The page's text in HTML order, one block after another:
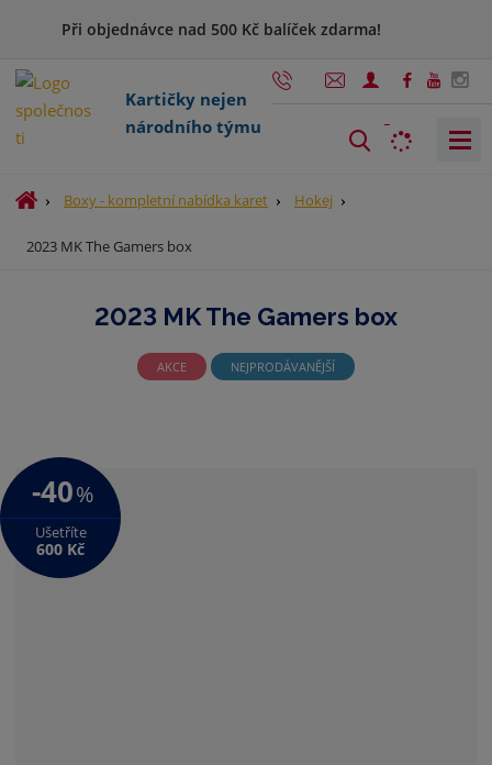
Při objednávce nad 500 Kč balíček zdarma!
Kartičky nejen
národního týmu
t
Ú
o
a
Boxy - kompletní nabídka karet Hokej
2023 MK The Gamers box
2023 MK The Gamers box
AKCE NEJPRODÁVANĚJŠÍ
-40%
Ušetříte
600 Kč